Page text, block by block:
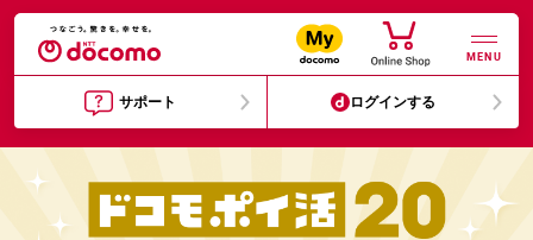
MENU
サポート ログインする